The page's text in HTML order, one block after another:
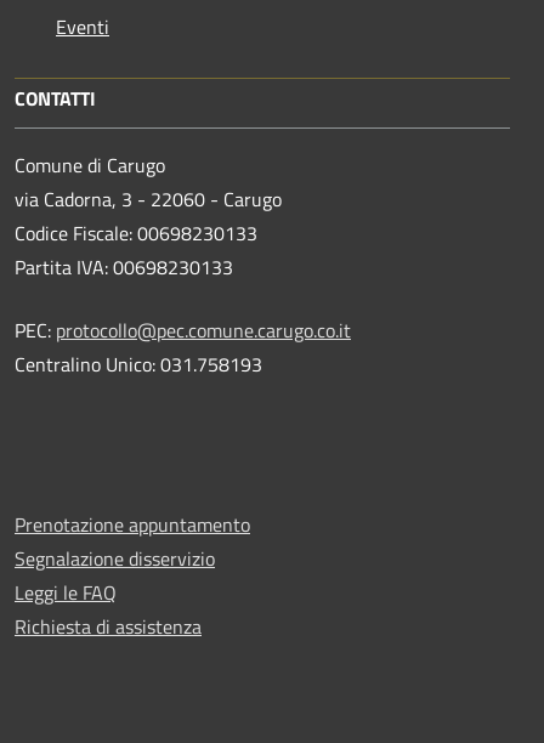
Eventi
CONTATTI
Comune di Carugo
via Cadorna, 3 - 22060 - Carugo
Codice Fiscale: 00698230133
Partita IVA: 00698230133
PEC: protocollo@pec.comune.carugo.co.it
Centralino Unico: 031.758193
Prenotazione appuntamento
Segnalazione disservizio
Leggi le FAQ
Richiesta di assistenza